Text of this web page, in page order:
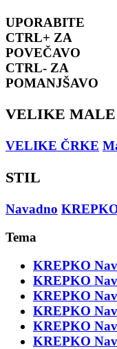
UPORABITE
CTRL+ ZA
POVEČAVO
CTRL- ZA
POMANJŠAVO
VELIKE MALE
VELIKE ČRKE
STIL
Navadno
Tema
KREPKO
KREPKO
KREPKO
KREPKO
KREPKO
KREPKO